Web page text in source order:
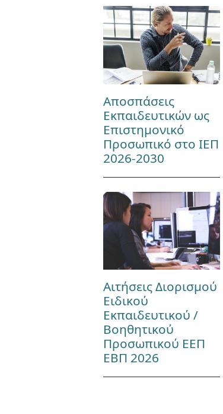
Αποσπάσεις
Εκπαιδευτικών ως
Επιστημονικό
Προσωπικό στο ΙΕΠ
2026-2030
Αιτήσεις Διορισμού
Ειδικού
Εκπαιδευτικού /
Βοηθητικού
Προσωπικού ΕΕΠ
ΕΒΠ 2026